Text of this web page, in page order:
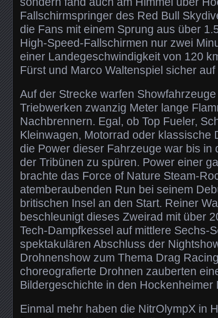
Fallschirmspringer des Red Bull
die Fans mit einem Sprung aus über
High-Speed-Fallschirmen nur zwei
einer Landegeschwindigkeit von 120
Fürst und Marco Waltenspiel sicher
Auf der Strecke warfen
Triebwerken zwanzig Meter lange
Nachbrennern. Egal, ob Top Fueler,
Kleinwagen, Motorrad oder klassische
die Power dieser Fahrzeuge war bis in
der Tribünen zu spüren. Power einer
brachte das Force of Nature Steam-
atemberaubenden Run bei seinem
britischen Insel an den Start. Reiner
beschleunigt dieses Zweirad mit über
Tech-Dampfkessel auf mittlere Sechs-
spektakulären Abschluss der
Drohnenshow zum Thema Drag
choreografierte Drohnen zauberten
Bildergeschichte in den Hockenheimer
Einmal mehr haben die NitrOlympX in